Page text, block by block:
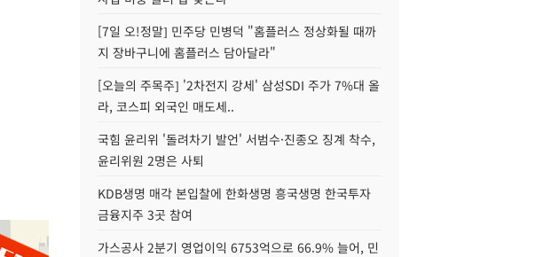
[7일 오!정말] 민주당 민병덕 "홈플러스 정상화될 때까
지 장바구니에 홈플러스 담아달라"
[오늘의 주목주] '2차전지 강세' 삼성SDI 주가 7%대 올
라, 코스피 외국인 매도세..
국힘 윤리위 '돌려차기 발언' 서범수·진종오 징계 착수,
윤리위원 2명은 사퇴
KDB생명 매각 본입찰에 한화생명 흥국생명 한국투자
금융지주 3곳 참여
가스공사 2분기 영업이익 6753억으로 66.9% 늘어, 민